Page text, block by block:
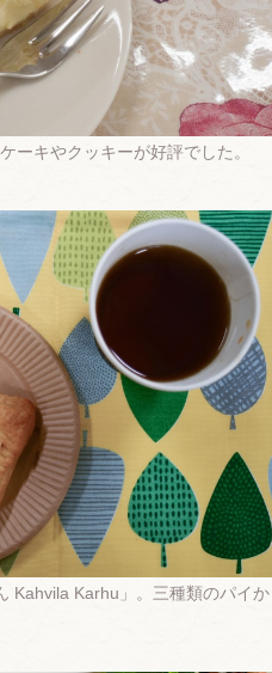
ーキやクッキーが好評でした。
Kahvila Karhu」。三種類のパイ